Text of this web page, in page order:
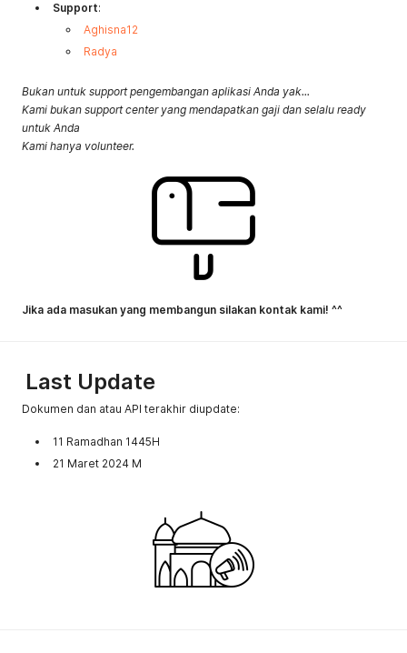
Support:
Aghisna12
Radya
Bukan untuk support pengembangan aplikasi Anda yak...
Kami bukan support center yang mendapatkan gaji dan selalu ready
untuk Anda
Kami hanya volunteer.
Jika ada masukan yang membangun silakan kontak kami! ^^
Last Update
Dokumen dan atau API terakhir diupdate:
11 Ramadhan 1445H
21 Maret 2024 M